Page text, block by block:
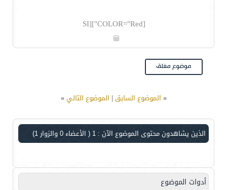
[COLOR="Red"][SI
« الموضوع السابق| الموضوع التالي»
الذين يشاهدون محتوى الموضوع الآن : 1 ( الأعضاء 0 والزوار 1)
أدوات الموضوع